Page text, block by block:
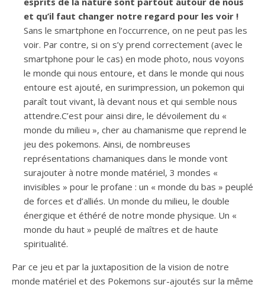
et qu’il faut changer notre regard pour les voir !
Sans le smartphone en l’occurrence, on ne peut pas les
voir. Par contre, si on s’y prend correctement (avec le
smartphone pour le cas) en mode photo, nous voyons
le monde qui nous entoure, et dans le monde qui nous
entoure est ajouté, en surimpression, un pokemon qui
paraît tout vivant, là devant nous et qui semble nous
attendre.C’est pour ainsi dire, le dévoilement du «
monde du milieu », cher au chamanisme que reprend le
jeu des pokemons. Ainsi, de nombreuses
représentations chamaniques dans le monde vont
surajouter à notre monde matériel, 3 mondes «
invisibles » pour le profane : un « monde du bas » peuplé
de forces et d’alliés. Un monde du milieu, le double
énergique et éthéré de notre monde physique. Un «
monde du haut » peuplé de maîtres et de haute
spiritualité.
Par ce jeu et par la juxtaposition de la vision de notre
monde matériel et des Pokemons sur-ajoutés sur la même